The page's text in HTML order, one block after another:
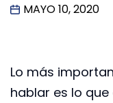
MAYO 10, 2020
Lo más
hablar es lo